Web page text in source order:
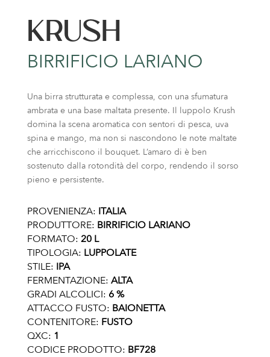
KRUSH
BIRRIFICIO LARIANO
Una birra strutturata e complessa, con una sfumatura
ambrata e una base maltata presente. Il luppolo Krush
domina la scena aromatica con sentori di pesca, uva
spina e mango, ma non si nascondono le note maltate
che arricchiscono il bouquet. L’amaro di è ben
sostenuto dalla rotondità del corpo, rendendo il sorso
pieno e persistente.
PROVENIENZA: ITALIA
PRODUTTORE: BIRRIFICIO LARIANO
FORMATO: 20 L
TIPOLOGIA: LUPPOLATE
STILE: IPA
FERMENTAZIONE: ALTA
GRADI ALCOLICI: 6 %
ATTACCO FUSTO: BAIONETTA
CONTENITORE: FUSTO
QXC: 1
CODICE PRODOTTO: BF728